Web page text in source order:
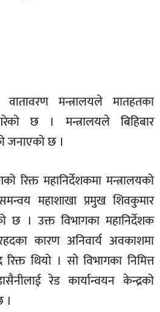
मन्त्रालयले मातहतका
छ । मन्त्रालयले बिहिबार
जनाएको छ ।
रिक्त महानिर्देशकमा मन्त्रालयको
महाशाखा प्रमुख शिवकुमार
छ । उक्त विभागका महानिर्देशक
कारण अनिवार्य अवकाशमा
थियो । सो विभागका निमित्त
रेड कार्यान्वयन केन्द्रको
।